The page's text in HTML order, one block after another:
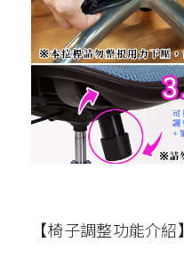
【椅子調整功能介紹】